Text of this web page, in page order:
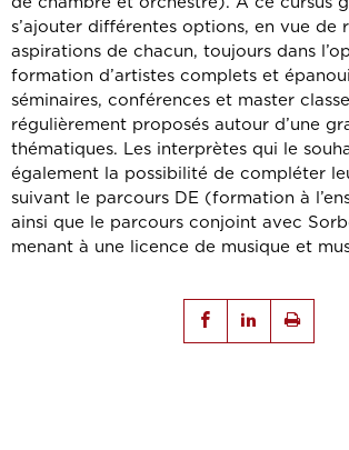
s’ajouter différentes options, en vue de
aspirations de chacun, toujours dans
formation d’artistes complets et
séminaires, conférences et master
régulièrement proposés autour d’une
thématiques. Les interprètes qui le
également la possibilité de compléter
suivant le parcours DE (formation à
ainsi que le parcours conjoint avec
menant à une licence de musique et